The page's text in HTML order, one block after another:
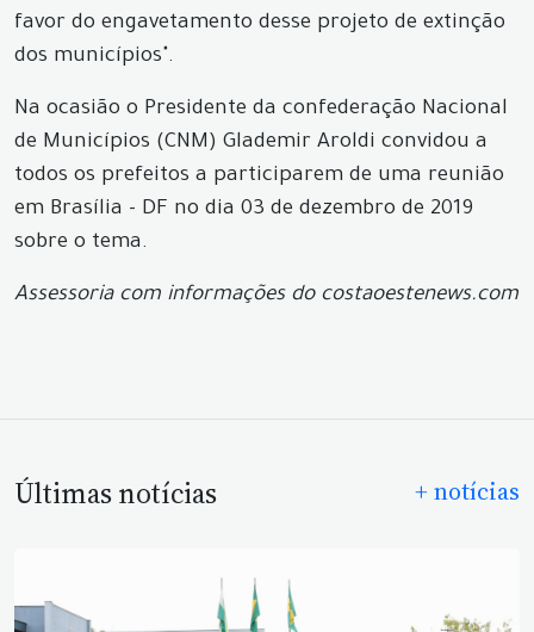
favor do engavetamento desse projeto de extinção
dos municípios".
Na ocasião o Presidente da confederação Nacional
de Municípios (CNM) Glademir Aroldi convidou a
todos os prefeitos a participarem de uma reunião
em Brasília - DF no dia 03 de dezembro de 2019
sobre o tema.
Assessoria com informações do costaoestenews.com
Últimas notícias + notícias